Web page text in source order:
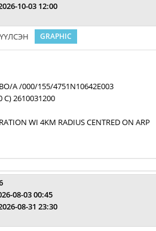
10-03 12:00
GRAPHIC
A /000/155/4751N10642E003
C) 2610031200
WI 4KM RADIUS CENTRED ON ARP
08-03 00:45
08-31 23:30